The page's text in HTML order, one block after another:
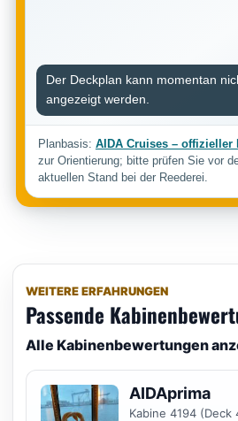
Der Deckplan kann momentan
angezeigt werden.
Planbasis: AIDA Cruises – offizieller
zur Orientierung; bitte prüfen Sie vor
aktuellen Stand bei der Reederei.
WEITERE ERFAHRUNGEN
Passende
Alle Kabinenbewertungen
AIDAprima
Kabine 4194 (Deck